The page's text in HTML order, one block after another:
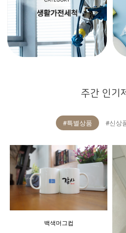
주간 인기
#특별상품 #신상
백색머그컵
백색머그컵
백색머그컵